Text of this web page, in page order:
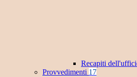
Recapiti
Provvedimenti 17